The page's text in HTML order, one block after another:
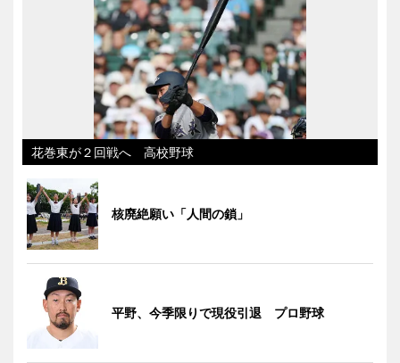
花巻東が２回戦へ 高校野球
核廃絶願い「人間の鎖」
平野、今季限りで現役引退 プロ野球